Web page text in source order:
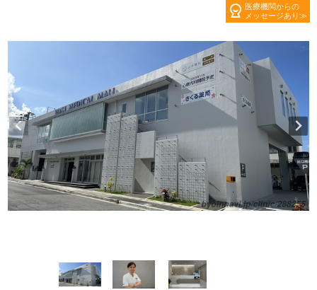
医療機関からの
メッセージあり